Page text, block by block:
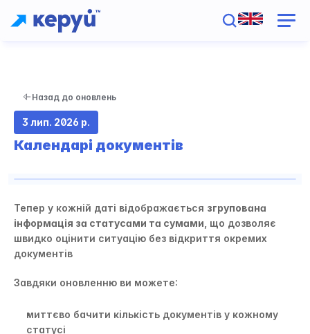
Назад до оновлень
3 лип. 2026 р.
Календарі документів
Тепер у кожній даті відображається згрупована
інформація за статусами та сумами , що дозволяє
швидко оцінити ситуацію без відкриття окремих
документів
Завдяки оновленню ви можете:
миттєво бачити кількість документів у кожному
статусі